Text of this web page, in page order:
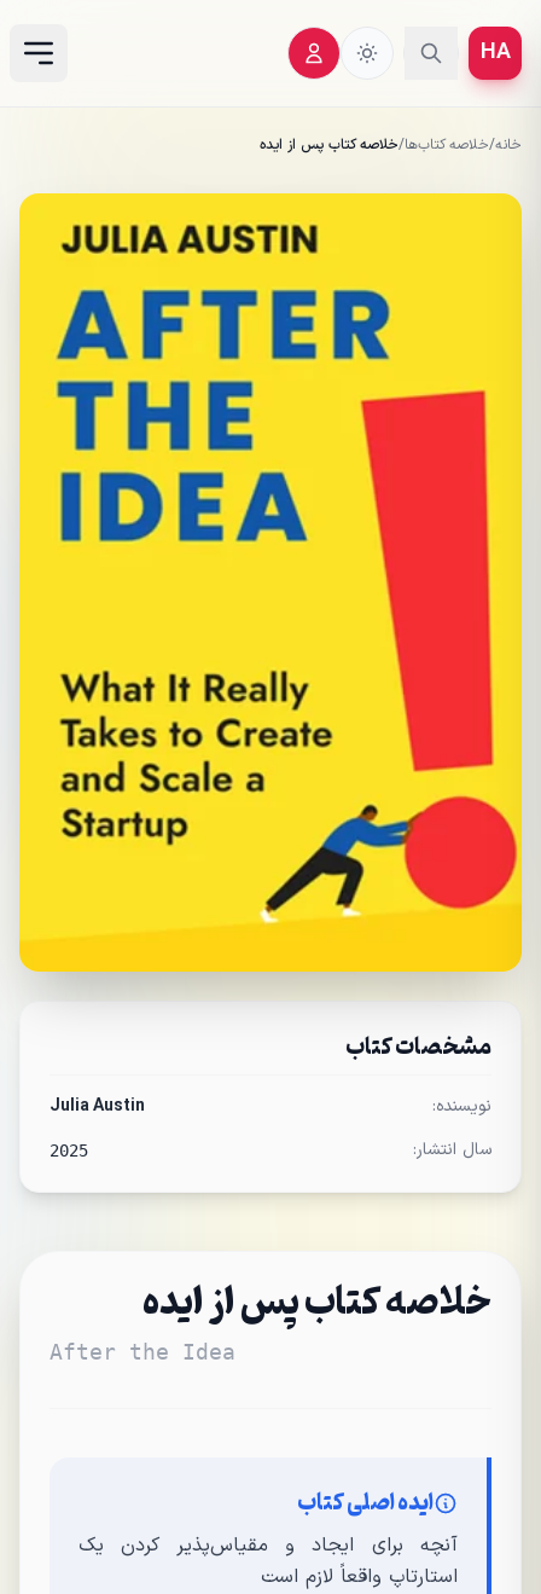
HA
خانه/خلاصه کتاب‌ها/خلاصه کتاب پس از ایده
مشخصات کتاب
نویسنده:
Julia Austin
سال انتشار:
2025
خلاصه کتاب پس از ایده
After the Idea
ایده اصلی کتاب
آنچه برای ایجاد و مقیاس‌پذیر کردن یک
استارتاپ واقعاً لازم است